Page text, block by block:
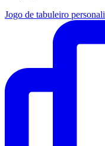
Jogo de tabuleiro